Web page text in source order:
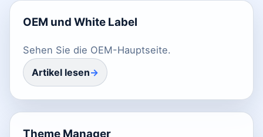
OEM und White Label
Sehen Sie die OEM-Hauptseite.
Artikel lesen
Theme Manager